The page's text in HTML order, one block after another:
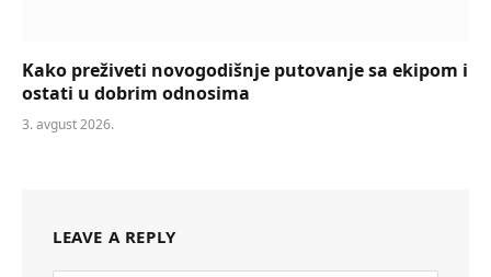
Kako preživeti novogodišnje putovanje sa ekipom i
ostati u dobrim odnosima
3. avgust 2026.
LEAVE A REPLY